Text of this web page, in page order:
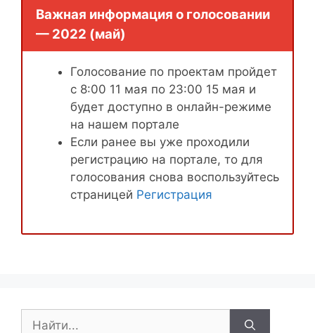
Важная информация о голосовании
— 2022 (май)
Голосование по проектам пройдет
с 8:00 11 мая по 23:00 15 мая и
будет доступно в онлайн-режиме
на нашем портале
Если ранее вы уже проходили
регистрацию на портале, то для
голосования снова воспользуйтесь
страницей Регистрация